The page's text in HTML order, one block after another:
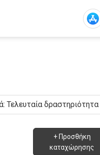
Τελευταία δραστηριότητα
+ Προσθήκη
καταχώρησης
10 ημέρες